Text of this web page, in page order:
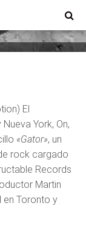
el
El
York, On,
«Gator», un
rock cargado
Records
Martin
en Toronto y